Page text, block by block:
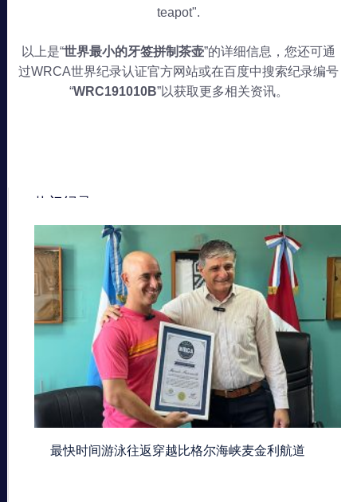
teapot".
以上是“世界最小的牙签拼制茶壶”的详细信息，您还可通
过WRCA世界纪录认证官方网站或在百度中搜索纪录编号
“WRC191010B”以获取更多相关资讯。
热门纪录
最快时间游泳往返穿越比格尔海峡麦金利航道